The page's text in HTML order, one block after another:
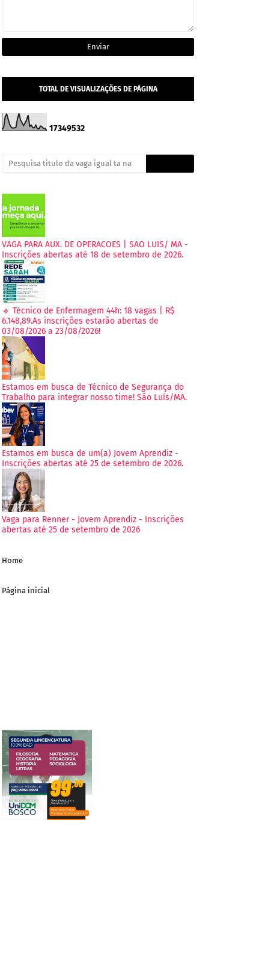
TOTAL DE VISUALIZAÇÕES DE PÁGINA
17349532
VAGA PARA AUX. DE OPERACOES | SAO LUIS/ MA -
Inscrições abertas até 18 de setembro de 2026.
🔹 Técnico de Enfermagem 44h: 18 vagas | R$
6.148,89.As inscrições estarão abertas de
03/08/2026 a 23/08/2026!
Estamos em busca de Técnico de Segurança do
Trabalho para integrar nosso time! São Luís/MA.
Estamos em busca de um(a) Jovem Aprendiz -
Inscrições abertas até 25 de setembro de 2026.
Vaga para Renner - Jovem Aprendiz - Inscrições
abertas até 25 de setembro de 2026
Home
Página inicial